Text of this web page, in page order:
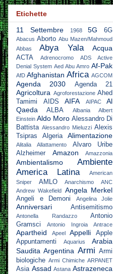
Etichette
11 Settembre
1968 5G 6G
Abacus Aborto Abu Mazen/Mahmoud
Abbas
Abya Yala Acqua
ACTA Adrenocromo
ADS Active
Denial System Aed Abu Amro Af-Pak
AfD Afghanistan Africa AGCOM
Agenda 2030 Agenda 21
Agricoltura Agroforestazione Ahed
Tamimi
AIDS AIFA AIPAC
Al
Qaeda
ALBA Albania
Albert
Einstein Aldo Moro Alessandro Di
Battista Alessandro Mieluzzi Alexis
Tsipras
Algeria Alimentazione
Alitalia Allattamento
Alvaro Uribe
Alzheimer
Amazon Amazzonia
Ambientalismo
Ambiente
America Latina
American
Sniper
AMLO Anarchismo
ANC
Andrew Wakefield Angela Merkel
Angeli e Demoni Angelina Jolie
Anniversari Antisemitismo
Antonella Randazzo
Antonio
Gramsci
Antonio Ingroia Antrace
Apartheid Apeel Appelli
Apple
Appuntamenti
Aquarius
Arabia
Saudita Argentina Armi Armi
biologiche Armi Chimiche ARPANET
Asia Assad Astana Astrazeneca